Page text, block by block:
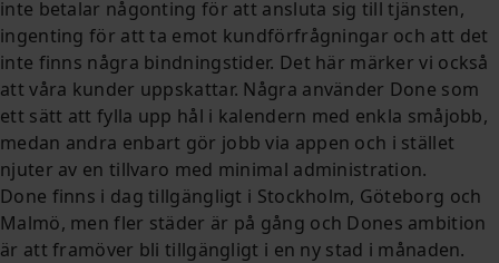
inte betalar någonting för att ansluta sig till tjänsten,
ingenting för att ta emot kundförfrågningar och att det
inte finns några bindningstider. Det här märker vi också
att våra kunder uppskattar. Några använder Done som
ett sätt att fylla upp hål i kalendern med enkla småjobb,
medan andra enbart gör jobb via appen och i stället
njuter av en tillvaro med minimal administration.
Done finns i dag tillgängligt i Stockholm, Göteborg och
Malmö, men fler städer är på gång och Dones ambition
är att framöver bli tillgängligt i en ny stad i månaden.